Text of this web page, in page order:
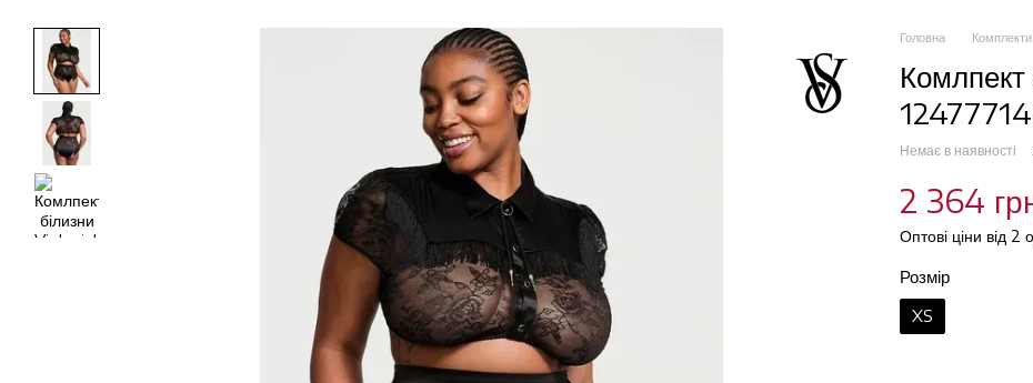
Головна Комплекти
Немає в наявності
2 364
Оптові ціни від 2
Розмір
XS